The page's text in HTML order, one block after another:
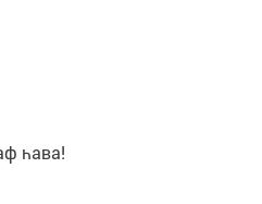
һава!